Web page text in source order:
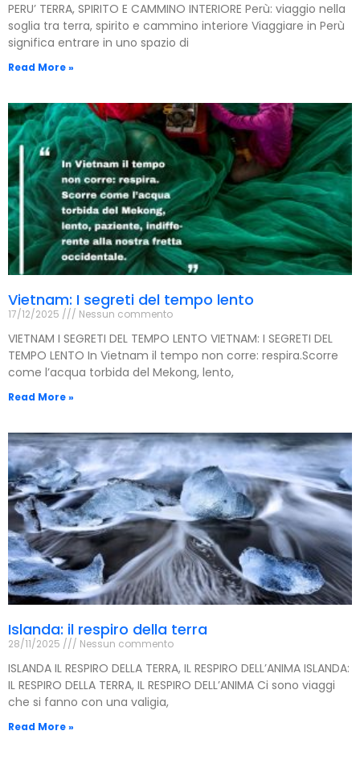
PERU’ TERRA, SPIRITO E CAMMINO INTERIORE Perù: viaggio nella
soglia tra terra, spirito e cammino interiore Viaggiare in Perù
significa entrare in uno spazio di
Read More »
Vietnam: I segreti del tempo lento
17/12/2025 Nessun commento
VIETNAM I SEGRETI DEL TEMPO LENTO VIETNAM: I SEGRETI DEL
TEMPO LENTO In Vietnam il tempo non corre: respira.Scorre
come l’acqua torbida del Mekong, lento,
Read More »
Islanda: il respiro della terra
28/11/2025 Nessun commento
ISLANDA IL RESPIRO DELLA TERRA, IL RESPIRO DELL’ANIMA ISLANDA:
IL RESPIRO DELLA TERRA, IL RESPIRO DELL’ANIMA Ci sono viaggi
che si fanno con una valigia,
Read More »